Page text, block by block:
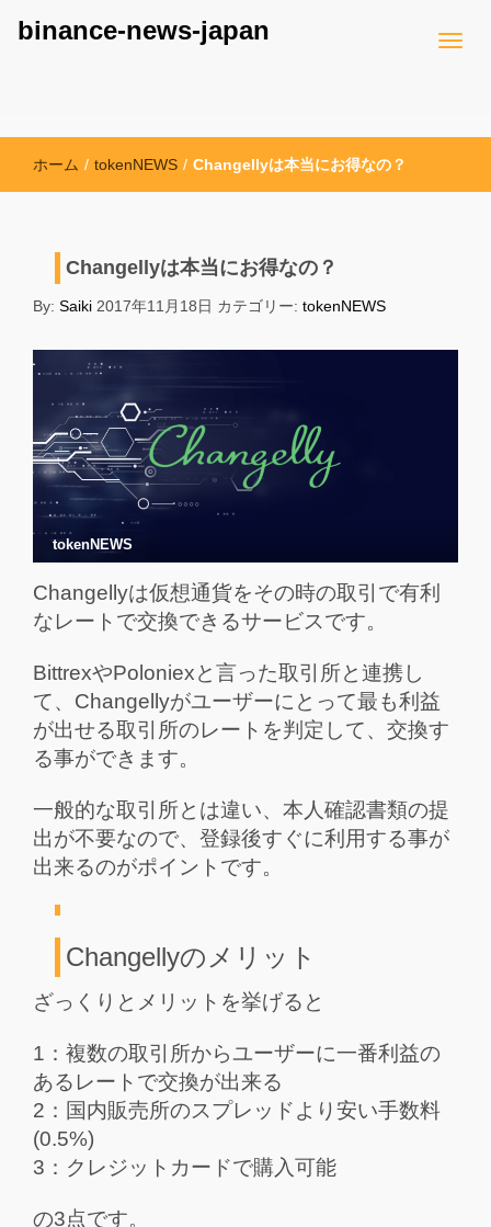
binance-news-japan
ホーム / tokenNEWS / Changellyは本当にお得なの？
Changellyは本当にお得なの？
By: Saiki 2017年11月18日 カテゴリー: tokenNEWS
tokenNEWS
Changellyは仮想通貨をその時の取引で有利
なレートで交換できるサービスです。
BittrexやPoloniexと言った取引所と連携し
て、Changellyがユーザーにとって最も利益
が出せる取引所のレートを判定して、交換す
る事ができます。
一般的な取引所とは違い、本人確認書類の提
出が不要なので、登録後すぐに利用する事が
出来るのがポイントです。
Changellyのメリット
ざっくりとメリットを挙げると
1：複数の取引所からユーザーに一番利益の
あるレートで交換が出来る
2：国内販売所のスプレッドより安い手数料
(0.5%)
3：クレジットカードで購入可能
の3点です。